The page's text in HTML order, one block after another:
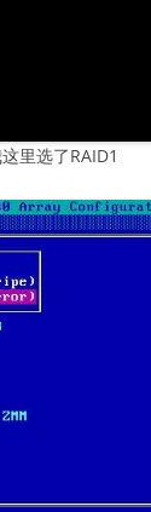
里选了RAID1